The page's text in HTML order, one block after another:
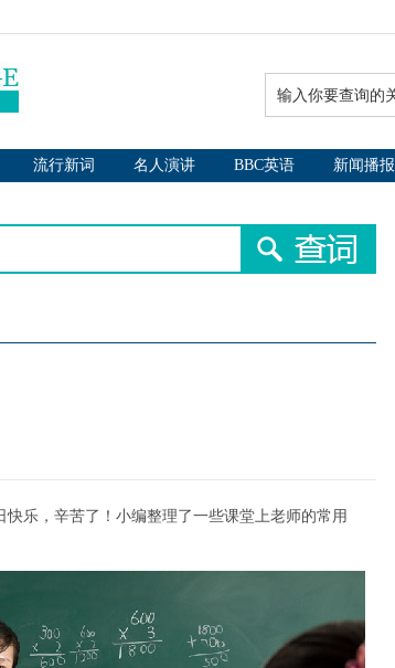
流行新词 名人演讲 BBC英语 新闻播报
乐，辛苦了！小编整理了一些课堂上老师的常用